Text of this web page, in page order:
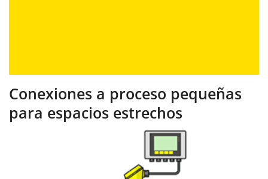
Conexiones a proceso pequeñas
para espacios estrechos